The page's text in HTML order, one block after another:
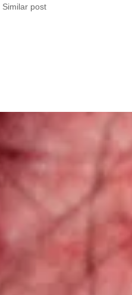
Similar post